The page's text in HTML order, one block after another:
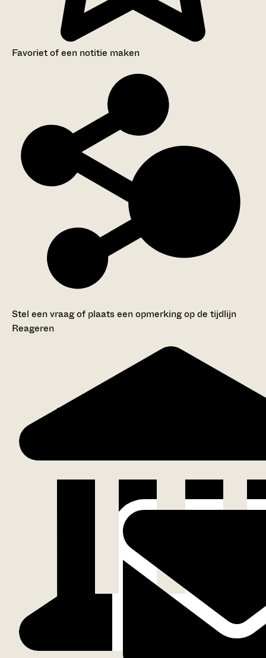
Favoriet of een notitie maken
Stel een vraag of plaats een opmerking op de tijdlijn
Reageren